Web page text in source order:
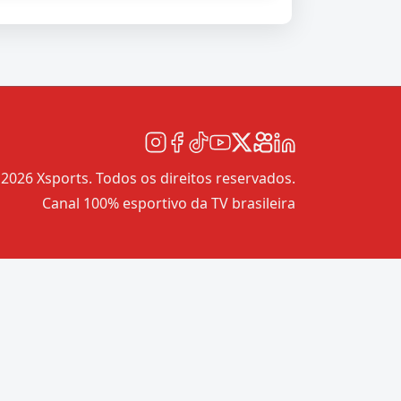
Xsports. Todos os direitos reservados.
Canal 100% esportivo da TV brasileira